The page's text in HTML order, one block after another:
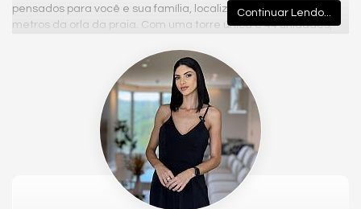
pensados para você e sua família, localizado a apenas 280
metros da orla da praia. Com uma torre única e 44 unidades,
Os apartamentos com 133m² de área privativa, distribuídos
em 4 quartos sendo 2 suítes foram projetados com
acabamentos de alto padrão, cozinha integrada ao living e
sacada aberta com churrasqueira a carvão.
Além disso, o Tesla oferece uma área de lazer completa, com
mais de 1200m² conta com salão de festas, academia,
brinquedoteca, espaço gourmet, piscinas infantil e adulto,
Continuar Lendo...